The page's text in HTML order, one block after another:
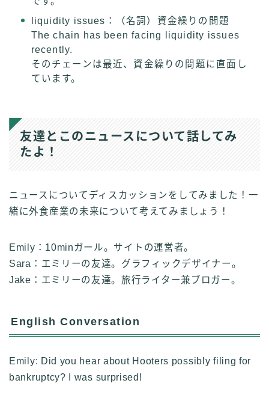
liquidity issues：（名詞）資金繰りの問題
The chain has been facing liquidity issues
recently.
そのチェーンは最近、資金繰りの問題に直面し
ています。
友達とこのニュースについて話してみ
たよ！
ニュースについてディスカッションをしてみました！一
緒に外食産業の未来について考えてみましょう！
Emily：10minガール。サイトの運営者。
Sara：エミリーの友達。グラフィックデザイナー。
Jake：エミリーの友達。旅行ライター兼ブロガー。
English Conversation
Emily: Did you hear about Hooters possibly filing for
bankruptcy? I was surprised!